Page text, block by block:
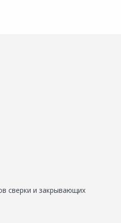
сверки и закрывающих